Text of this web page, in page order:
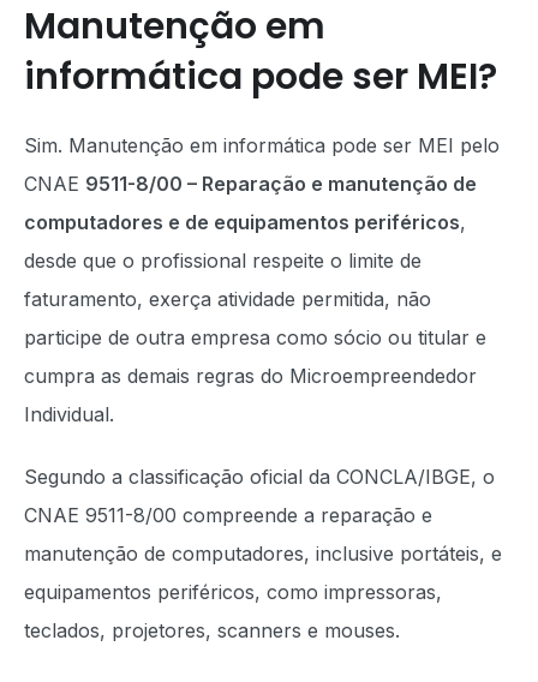
Manutenção em
informática pode ser MEI?
Sim. Manutenção em informática pode ser MEI pelo
CNAE 9511-8/00 – Reparação e manutenção de
computadores e de equipamentos periféricos,
desde que o profissional respeite o limite de
faturamento, exerça atividade permitida, não
participe de outra empresa como sócio ou titular e
cumpra as demais regras do Microempreendedor
Individual.
Segundo a classificação oficial da CONCLA/IBGE, o
CNAE 9511-8/00 compreende a reparação e
manutenção de computadores, inclusive portáteis, e
equipamentos periféricos, como impressoras,
teclados, projetores, scanners e mouses.